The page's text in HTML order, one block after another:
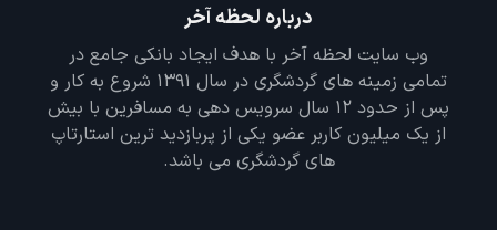
درباره لحظه آخر
وب سایت لحظه آخر با هدف ایجاد بانکی جامع در
تمامی زمینه های گردشگری در سال 1391 شروع به کار و
پس از حدود 12 سال سرویس دهی به مسافرین با بیش
از یک میلیون کاربر عضو یکی از پربازدید ترین استارتاپ
های گردشگری می باشد.